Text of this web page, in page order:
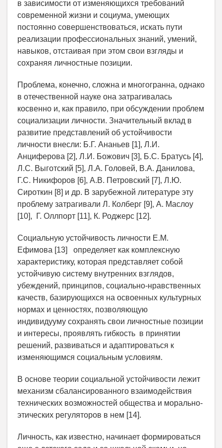
в зависимости от изменяющихся требований
современной жизни и социума, умеющих
постоянно совершенствоваться, искать пути
реализации профессиональных знаний, умений,
навыков, отстаивая при этом свои взгляды и
сохраняя личностные позиции.
Проблема, конечно, сложна и многогранна, однако
в отечественной науке она затрагивалась
косвенно и, как правило, при обсуждении проблем
социализации личности. Значительный вклад в
развитие представлений об устойчивости
личности внесли: Б.Г. Ананьев [1], Л.И.
Анциферова [2], Л.И. Божович [3], Б.С. Братусь [4],
Л.С. Выготский [5], Л.А. Головей, В.А. Данилова,
Г.С. Никифоров [6], А.В. Петровский [7], Л.Ю.
Сироткин [8] и др. В зарубежной литературе эту
проблему затрагивали Л. Колберг [9], А. Маслоу
[10], Г. Оллпорт [11], К. Роджерс [12].
Социальную устойчивость личности Е.М.
Ефимова [13] определяет как комплексную
характеристику, которая представляет собой
устойчивую систему внутренних взглядов,
убеждений, принципов, социально-нравственных
качеств, базирующихся на освоенных культурных
нормах и ценностях, позволяющую
индивидууму сохранять свои личностные позиции
и интересы, проявлять гибкость в принятии
решений, развиваться и адаптироваться к
изменяющимся социальным условиям.
В основе теории социальной устойчивости лежит
механизм сбалансированного взаимодействия
технических возможностей общества и морально-
этических регуляторов в нем [14].
Личность, как известно, начинает формироваться